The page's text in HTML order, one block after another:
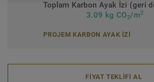
Toplam Karbon Ayak İzi (geri
3.09 kg CO2/m2
PROJEM KARBON AYAK IZI
FİYAT TEKLİFİ AL